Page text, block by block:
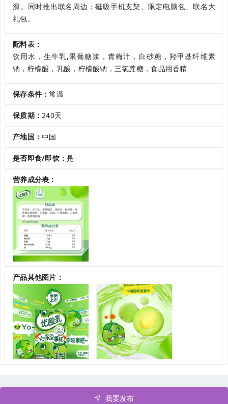
滑。同时推出联名周边：磁吸手机支架、限定电脑包、联名大
礼包。
配料表：
饮用水，生牛乳,果葡糖浆，青梅汁，白砂糖，羟甲基纤维素
钠，柠檬酸，乳酸，柠檬酸钠，三氯蔗糖，食品用香精
保存条件：常温
保质期：240天
产地国：中国
是否即食/即饮：是
营养成分表：
产品其他图片：
我要发布